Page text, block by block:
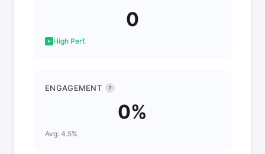
0
High Perf.
ENGAGEMENT ?
0%
Avg: 4.5%